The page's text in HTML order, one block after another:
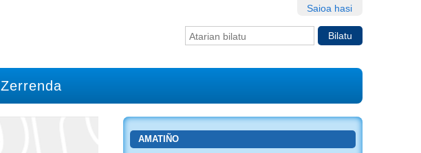
Saioa hasi
Bilatu atarian
Zerrenda
AMATIÑO